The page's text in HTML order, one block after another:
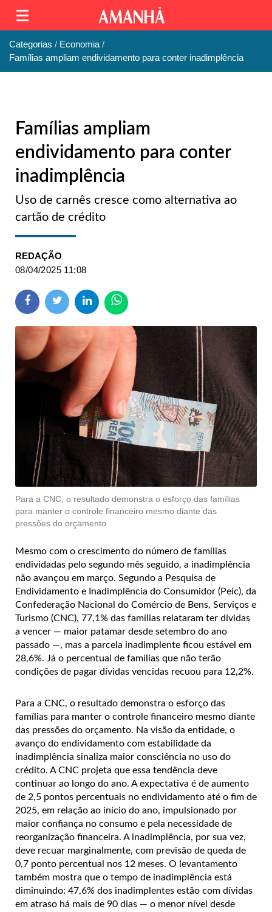
Categorias
Economia
Famílias ampliam endividamento para conter inadimplência
Famílias ampliam
endividamento para conter
inadimplência
Uso de carnês cresce como alternativa ao
cartão de crédito
REDAÇÃO
08/04/2025 11:08
Para a CNC, o resultado demonstra o esforço das famílias
para manter o controle financeiro mesmo diante das
pressões do orçamento
Mesmo com o crescimento do número de famílias
endividadas pelo segundo mês seguido, a inadimplência
não avançou em março. Segundo a Pesquisa de
Endividamento e Inadimplência do Consumidor (Peic), da
Confederação Nacional do Comércio de Bens, Serviços e
Turismo (CNC), 77,1% das famílias relataram ter dívidas
a vencer — maior patamar desde setembro do ano
passado —, mas a parcela inadimplente ficou estável em
28,6%. Já o percentual de famílias que não terão
condições de pagar dívidas vencidas recuou para 12,2%.
Para a CNC, o resultado demonstra o esforço das
famílias para manter o controle financeiro mesmo diante
das pressões do orçamento. Na visão da entidade, o
avanço do endividamento com estabilidade da
inadimplência sinaliza maior consciência no uso do
crédito. A CNC projeta que essa tendência deve
continuar ao longo do ano. A expectativa é de aumento
de 2,5 pontos percentuais no endividamento até o fim de
2025, em relação ao início do ano, impulsionado por
maior confiança no consumo e pela necessidade de
reorganização financeira. A inadimplência, por sua vez,
deve recuar marginalmente, com previsão de queda de
0,7 ponto percentual nos 12 meses. O levantamento
também mostra que o tempo de inadimplência está
diminuindo: 47,6% dos inadimplentes estão com dívidas
em atraso há mais de 90 dias — o menor nível desde